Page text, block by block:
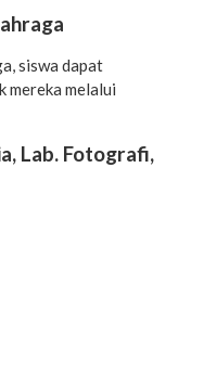
siswa dapat
mereka melalui
Lab. Fotografi,